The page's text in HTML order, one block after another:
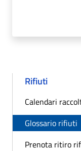
Rifiuti
Calendari
Glossario rifiuti
Prenota ritiro